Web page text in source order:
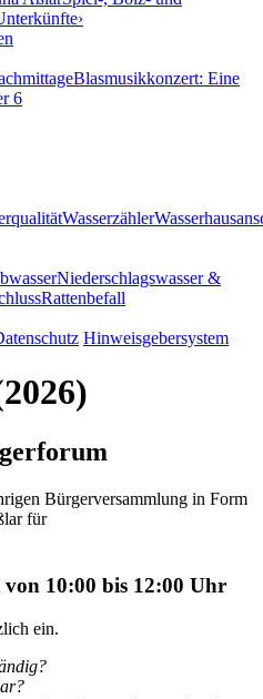
›
Blasmusikkonzert: Eine
6
Wasserzähler
Niederschlagswasser &
Rattenbefall
Hinweisgebersystem
Bürgerversammlung in Form
für
von 10:00 bis 12:00 Uhr
ein.